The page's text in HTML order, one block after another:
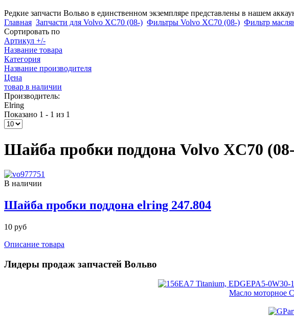
Редкие запчасти Вольво в единственном экземпляре представлены в нашем
Главная Запчасти для Volvo XC70 (08-) Фильтры Volvo XC70 (08-) Фильтр
Сортировать по
Артикул +/-
Название товара
Категория
Название производителя
Цена
товар в наличии
Производитель:
Elring
Показано 1 - 1 из 1
Шайба пробки поддона Volvo XC70
В наличии
Шайба пробки поддона elring 247.804
10 руб
Описание товара
Лидеры продаж запчастей Вольво
Масло моторное